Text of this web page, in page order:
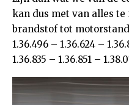
kan dus met van alles te
brandstof tot
1.36.496 – 1.36.624 –
1.36.835 – 1.36.851 –